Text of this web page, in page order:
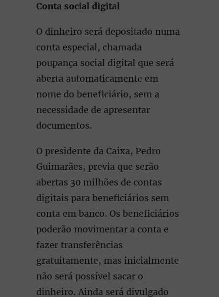
Conta social digital
O dinheiro será depositado numa
conta especial, chamada
poupança social digital que será
aberta automaticamente em
nome do beneficiário, sem a
necessidade de apresentar
documentos.
O presidente da Caixa, Pedro
Guimarães, previa que serão
abertas 30 milhões de contas
digitais para beneficiários sem
conta em banco. Os beneficiários
poderão movimentar a conta e
fazer transferências
gratuitamente, mas inicialmente
não será possível sacar o
dinheiro. Ainda será divulgado